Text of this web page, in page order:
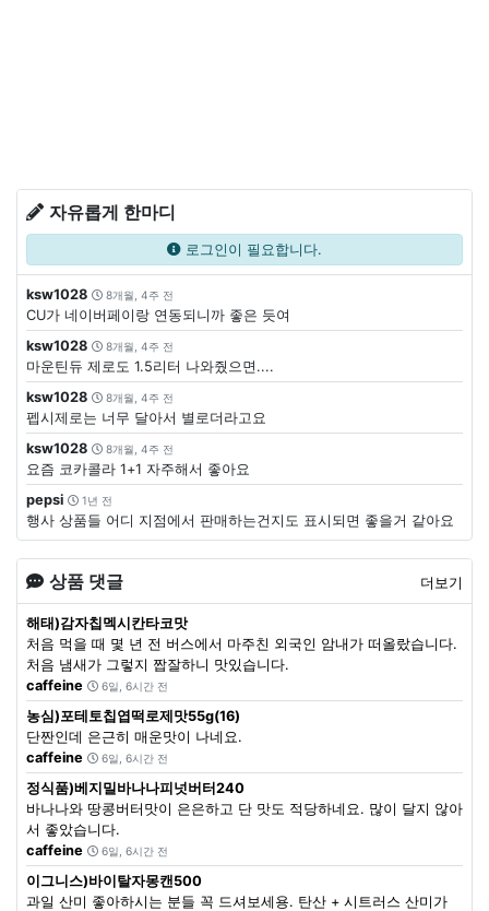
자유롭게 한마디
로그인이 필요합니다.
ksw1028 8개월, 4주 전
CU가 네이버페이랑 연동되니까 좋은 듯여
ksw1028
8개월, 4주 전
마운틴듀 제로도 1.5리터 나와줬으면....
ksw1028
8개월, 4주 전
펩시제로는 너무 달아서 별로더라고요
ksw1028
8개월, 4주 전
요즘 코카콜라 1+1 자주해서 좋아요
pepsi
1년 전
행사 상품들 어디 지점에서 판매하는건지도 표시되면 좋을거 같아요
상품 댓글 더보기
해태)감자칩멕시칸타코맛
처음 먹을 때 몇 년 전 버스에서 마주친 외국인 암내가 떠올랐습니다.
처음 냄새가 그렇지 짭잘하니 맛있습니다.
caffeine
6일, 6시간 전
농심)포테토칩엽떡로제맛55g(16)
단짠인데 은근히 매운맛이 나네요.
caffeine
6일, 6시간 전
정식품)베지밀바나나피넛버터240
바나나와 땅콩버터맛이 은은하고 단 맛도 적당하네요. 많이 달지 않아
서 좋았습니다.
caffeine
6일, 6시간 전
이그니스)바이탈자몽캔500
과일 산미 좋아하시는 분들 꼭 드셔보세용. 탄산 + 시트러스 산미가